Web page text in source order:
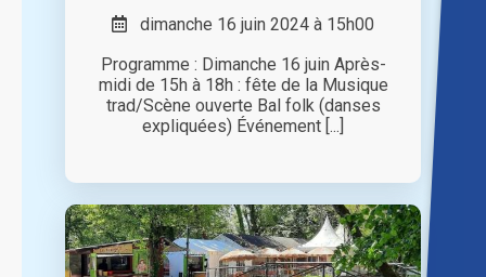
dimanche 16 juin 2024 à 15h00
Programme : Dimanche 16 juin Après-
midi de 15h à 18h : fête de la Musique
trad/Scène ouverte Bal folk (danses
expliquées) Événement [...]